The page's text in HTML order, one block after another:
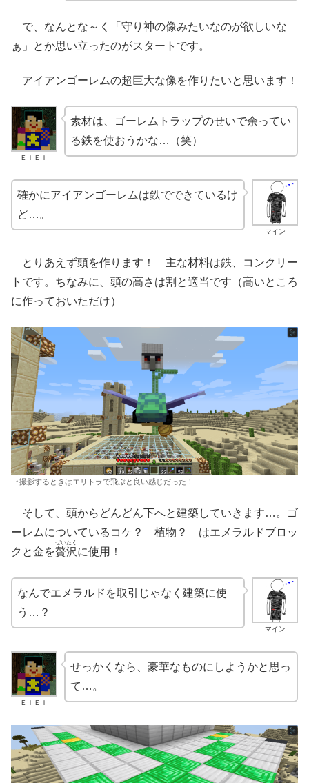
で、なんとな～く「守り神の像みたいなのが欲しいな
ぁ」とか思い立ったのがスタートです。
アイアンゴーレムの超巨大な像を作りたいと思います！
ＥＩＥＩ
素材は、ゴーレムトラップのせいで余ってい
る鉄を使おうかな…（笑）
マイン
確かにアイアンゴーレムは鉄でできているけ
ど…。
とりあえず頭を作ります！ 主な材料は鉄、コンクリー
トです。ちなみに、頭の高さは割と適当です（高いところ
に作っておいただけ）
↑撮影するときはエリトラで飛ぶと良い感じだった！
そして、頭からどんどん下へと建築していきます…。ゴ
ーレムについているコケ？ 植物？ はエメラルドブロッ
クと金を贅沢
ぜいたく
に使用！
マイン
なんでエメラルドを取引じゃなく建築に使
う…？
ＥＩＥＩ
せっかくなら、豪華なものにしようかと思っ
て…。